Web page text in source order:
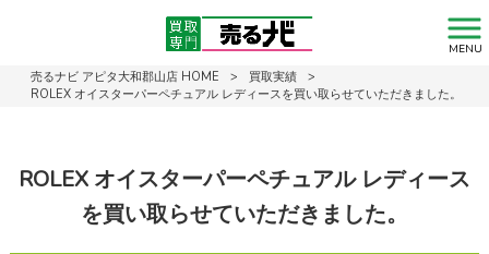
MENU
売るナビ アピタ大和郡山店 HOME > 買取実績
>
ROLEX オイスターパーペチュアル レディースを買い取らせていただきました。
ROLEX オイスターパーペチュアル レディース
を買い取らせていただきました。